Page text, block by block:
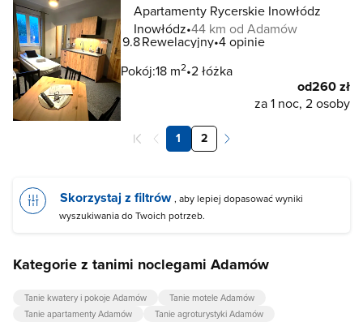
Apartamenty Rycerskie Inowłódz
Inowłódz 44 km od Adamów
9.8Rewelacyjny 4 opinie
Pokój:18 m2 2 łóżka
od260 zł
za 1 noc, 2 osoby
1 2
Skorzystaj z filtrów , aby lepiej dopasować wyniki
wyszukiwania do Twoich potrzeb.
Kategorie z tanimi noclegami Adamów
Tanie kwatery i pokoje Adamów
Tanie motele Adamów
Tanie apartamenty Adamów
Tanie agroturystyki Adamów